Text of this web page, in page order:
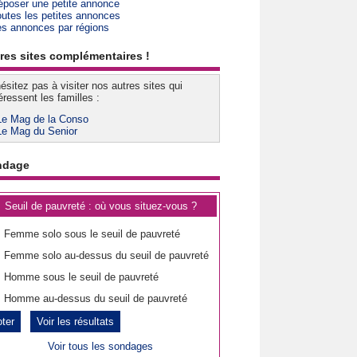
une petite annonce
les petites annonces
annonces par régions
sites complémentaires !
pas à visiter nos autres sites qui
les familles :
Mag de la Conso
Mag du Senior
Seuil de pauvreté : où vous situez-vous ?
Femme solo sous le seuil de pauvreté
Femme solo au-dessus du seuil de pauvreté
Homme sous le seuil de pauvreté
Homme au-dessus du seuil de pauvreté
Voir les résultats
Voir tous les sondages